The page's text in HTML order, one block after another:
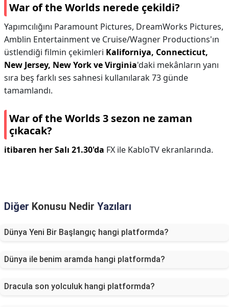
War of the Worlds nerede çekildi?
Yapımcılığını Paramount Pictures, DreamWorks Pictures,
Amblin Entertainment ve Cruise/Wagner Productions'ın
üstlendiği filmin çekimleri Kaliforniya, Connecticut,
New Jersey, New York ve Virginia'daki mekânların yanı
sıra beş farklı ses sahnesi kullanılarak 73 günde
tamamlandı.
War of the Worlds 3 sezon ne zaman
çıkacak?
itibaren her Salı 21.30'da FX ile KabloTV ekranlarında.
Diğer Konusu Nedir Yazıları
Dünya Yeni Bir Başlangıç hangi platformda?
Dünya ile benim aramda hangi platformda?
Dracula son yolculuk hangi platformda?